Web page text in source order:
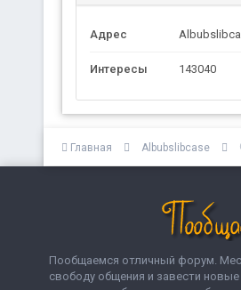
Адрес
Интересы 143040
Главная Albubslibcase
Пообщаемся отличный форум.
свободу общения и завести